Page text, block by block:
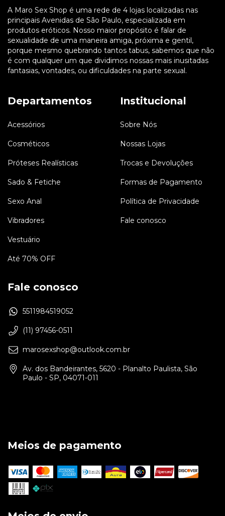
A Maro Sex Shop é uma rede de 4 lojas localizadas nas
principais Avenidas de São Paulo, especializada em
produtos eróticos. Nosso maior propósito é falar de
sexualidade de uma maneira amiga, próxima e gentil,
porque mesmo quebrando tantos tabus, sabemos que não
é com qualquer um que dividimos nossas mais inusitadas
fantasias, vontades, ou dificuldades na parte sexual.
Departamentos
Acessórios
Cosméticos
Próteses Realísticas
Sado & Fetiche
Sexo Anal
Vibradores
Vestuário
Até 70% OFF
Institucional
Sobre Nós
Nossas Lojas
Trocas e Devoluções
Formas de Pagamento
Política de Privacidade
Fale conosco
Fale conosco
5511984519052
(11) 97456-0511
marosexshop@outlook.com.br
Av. dos Bandeirantes, 5620 - Planalto Paulista, São
Paulo - SP, 04071-011
Meios de pagamento